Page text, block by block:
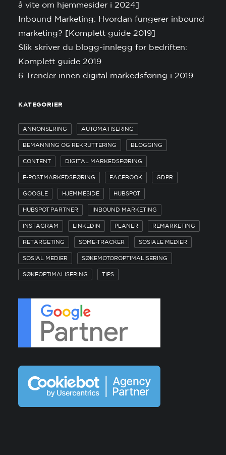
å vite om hjemmesider i 2024]
Inbound Marketing: Hvordan fungerer inbound
marketing? [Komplett guide 2019]
Slik skriver du blogg-innlegg for bedriften:
Komplett guide 2019
6 Trender innen digital markedsføring i 2019
KATEGORIER
ANNONSERING AUTOMATISERING
BEMANNING OG REKRUTTERING BLOGGING
CONTENT DIGITAL MARKEDSFØRING
E-POSTMARKEDSFØRING FACEBOOK GDPR
GOOGLE HJEMMESIDE HUBSPOT
HUBSPOT PARTNER INBOUND MARKETING
INSTAGRAM LINKEDIN PLANER REMARKETING
RETARGETING SOME-TRACKER SOSIALE MEDIER
SOSIAL MEDIER SØKEMOTOROPTIMALISERING
SØKEOPTIMALISERING TIPS